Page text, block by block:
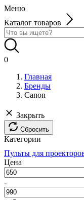
Меню
Каталог товаров
0
Главная
Бренды
Canon
Закрыть
Сбросить
Категории
Пульты для
Цена
-